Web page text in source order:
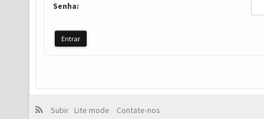
Senha:
Subir Lite mode
Contate-nos